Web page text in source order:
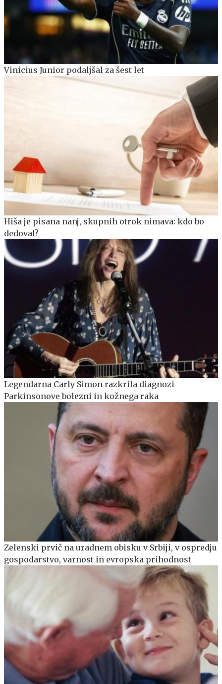
Vinicius Junior podaljšal za šest let
Hiša je pisana nanj, skupnih otrok nimava: kdo bo
dedoval?
Legendarna Carly Simon razkrila diagnozi
Parkinsonove bolezni in kožnega raka
Zelenski prvič na uradnem obisku v Srbiji, v ospredju
gospodarstvo, varnost in evropska prihodnost